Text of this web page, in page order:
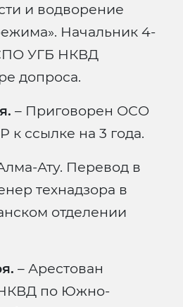
и водворение
Начальник 4-
УГБ НКВД
допроса.
– Приговорен ОСО
ссылке на 3 года.
Ату. Перевод в
технадзора в
отделении
– Арестован
по Южно-